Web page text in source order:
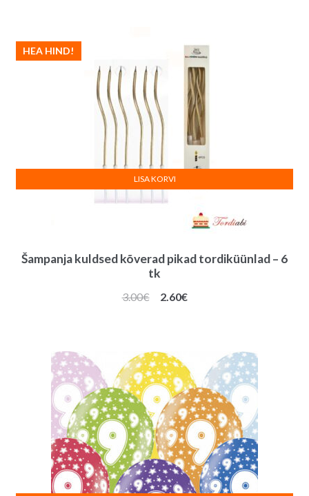
Šampanja kuldsed kõverad pikad tordiküünlad – 6
tk
HEA HIND!
3.00€
Algne
2.60€Praegune
LISA KORVI